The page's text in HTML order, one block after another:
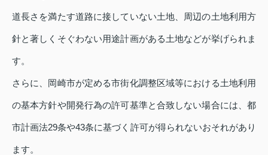
道長さを満たす道路に接していない土地、周辺の土地利用方
針と著しくそぐわない用途計画がある土地などが挙げられま
す。
さらに、岡崎市が定める市街化調整区域等における土地利用
の基本方針や開発行為の許可基準と合致しない場合には、都
市計画法29条や43条に基づく許可が得られないおそれがあり
ます。